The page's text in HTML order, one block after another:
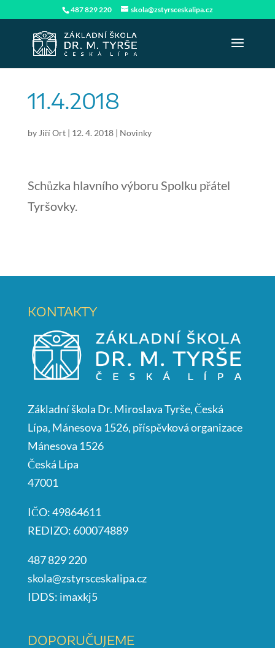
487 829 220 skola@zstyrsceskalipa.cz
11.4.2018
by Jiří Ort| 12. 4. 2018| Novinky
Schůzka hlavního výboru Spolku přátel
Tyršovky.
KONTAKTY
Základní škola Dr. Miroslava Tyrše, Česká
Lípa, Mánesova 1526, příspěvková organizace
Mánesova 1526
Česká Lípa
47001
IČO: 49864611
REDIZO: 600074889
487 829 220
skola@zstyrsceskalipa.cz
IDDS: imaxkj5
DOPORUČUJEME